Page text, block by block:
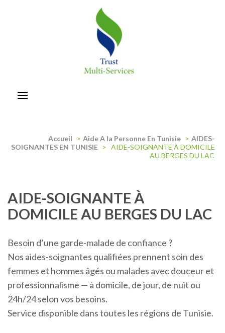
Accueil > Aide A la Personne En Tunisie > AIDES-
SOIGNANTES EN TUNISIE > AIDE-SOIGNANTE À DOMICILE
AU BERGES DU LAC
AIDE-SOIGNANTE À
DOMICILE AU BERGES DU LAC
Besoin d’une garde-malade de confiance ?
Nos aides-soignantes qualifiées prennent soin des
femmes et hommes âgés ou malades avec douceur et
professionnalisme — à domicile, de jour, de nuit ou
24h/24 selon vos besoins.
Service disponible dans toutes les régions de Tunisie.